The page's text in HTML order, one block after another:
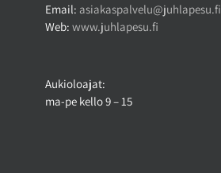
Email: asiakaspalvelu@juhlapesu.fi
Web: www.juhlapesu.fi
Aukioloajat:
ma-pe kello 9 – 15